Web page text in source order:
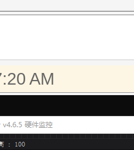
：温度
内存：
：温度
内存：
：温
内存：
AM